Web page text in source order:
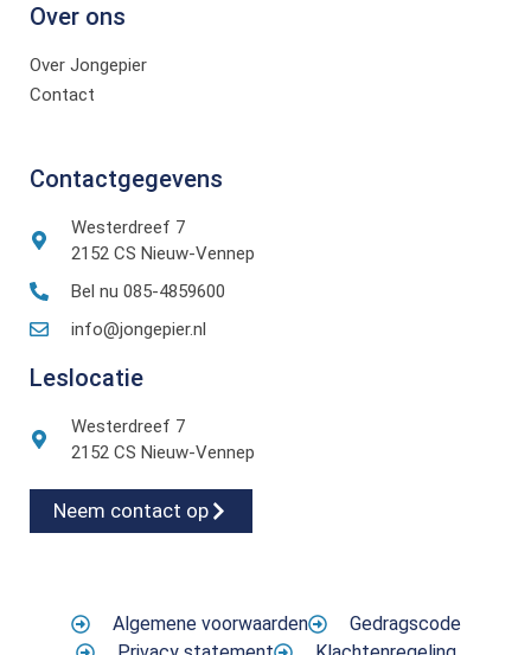
Over ons
Over Jongepier
Contact
Contactgegevens
Westerdreef 7
2152 CS Nieuw-Vennep
Bel nu 085-4859600
info@jongepier.nl
Leslocatie
Westerdreef 7
2152 CS Nieuw-Vennep
Neem contact op
Algemene voorwaarden
Gedragscode